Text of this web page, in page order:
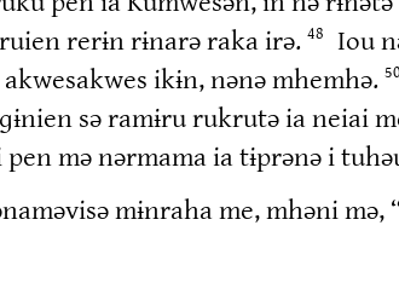
rerɨn rɨnarə raka irə. 48 Iou
ikɨn, nənə mhemhə. 50
sə ramɨru rukrutə ia neiai
mə nərmama ia tɨprənə i
mɨnraha me, mhəni